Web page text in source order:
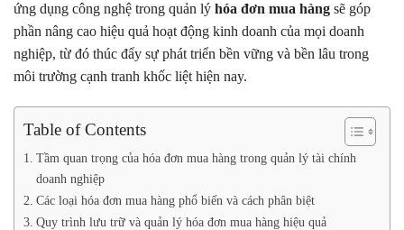
ứng dụng công nghệ trong quản lý hóa đơn mua hàng sẽ góp
phần nâng cao hiệu quả hoạt động kinh doanh của mọi doanh
nghiệp, từ đó thúc đẩy sự phát triển bền vững và bền lâu trong
môi trường cạnh tranh khốc liệt hiện nay.
Table of Contents
Tầm quan trọng của hóa đơn mua hàng trong quản lý tài chính
doanh nghiệp
Các loại hóa đơn mua hàng phổ biến và cách phân biệt
Quy trình lưu trữ và quản lý hóa đơn mua hàng hiệu quả